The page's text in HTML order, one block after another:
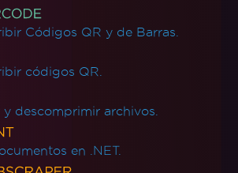
Códigos QR y de Barras.
códigos QR.
descomprimir archivos.
en .NET.